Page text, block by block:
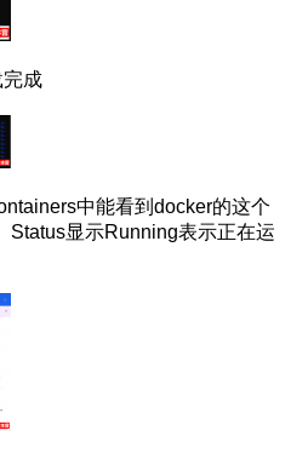
成
中能看到docker的这个
Status显示Running表示正在运